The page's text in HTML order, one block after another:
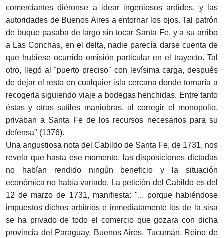
comerciantes diéronse a idear ingeniosos ardides, y las
autoridades de Buenos Aires a entornar los ojos. Tal patrón
de buque pasaba de largo sin tocar Santa Fe, y a su arribo
a Las Conchas, en el delta, nadie parecía darse cuenta de
que hubiese ocurrido omisión particular en el trayecto. Tal
otro, llegó al "puerto preciso" con levísima carga, después
de dejar el resto en cualquier isla cercana donde tornaría a
recogerla siguiendo viaje a bodegas henchidas. Entre tanto
éstas y otras sutiles maniobras, al corregir el monopolio,
privaban a Santa Fe de los recursos necesarios para su
defensa" (1376).
Una angustiosa nota del Cabildo de Santa Fe, de 1731, nos
revela que hasta ese momento, las disposiciones dictadas
no habían rendido ningún beneficio y la situación
económica no había variado. La petición del Cabildo es del
12 de marzo de 1731, manifiesta: "... porque habiéndose
impuestos dichos arbitrios e inmediatamente los de la sisa
se ha privado de todo el comercio que gozara con dicha
provincia del Paraguay, Buenos Aires, Tucumán, Reino de